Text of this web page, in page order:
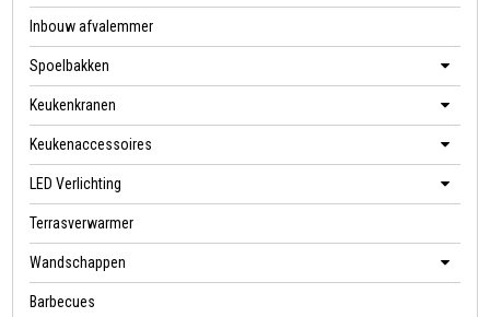
Inbouw afvalemmer
Spoelbakken
Keukenkranen
Keukenaccessoires
LED Verlichting
Terrasverwarmer
Wandschappen
Barbecues